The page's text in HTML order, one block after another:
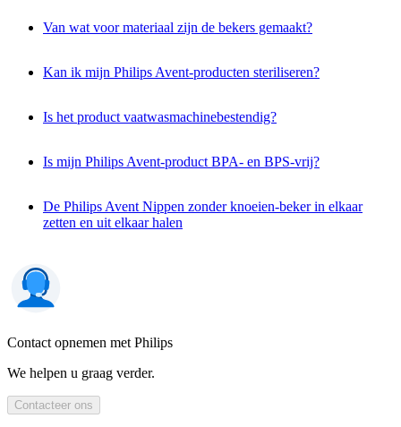
Van wat voor materiaal zijn de bekers gemaakt?
Kan ik mijn Philips Avent-producten steriliseren?
Is het product vaatwasmachinebestendig?
Is mijn Philips Avent-product BPA- en BPS-vrij?
De Philips Avent Nippen zonder knoeien-beker in elkaar
zetten en uit elkaar halen
Contact opnemen met Philips
We helpen u graag verder.
Contacteer ons